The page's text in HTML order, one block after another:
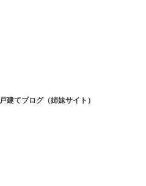
戸建てブログ（姉妹サイト）